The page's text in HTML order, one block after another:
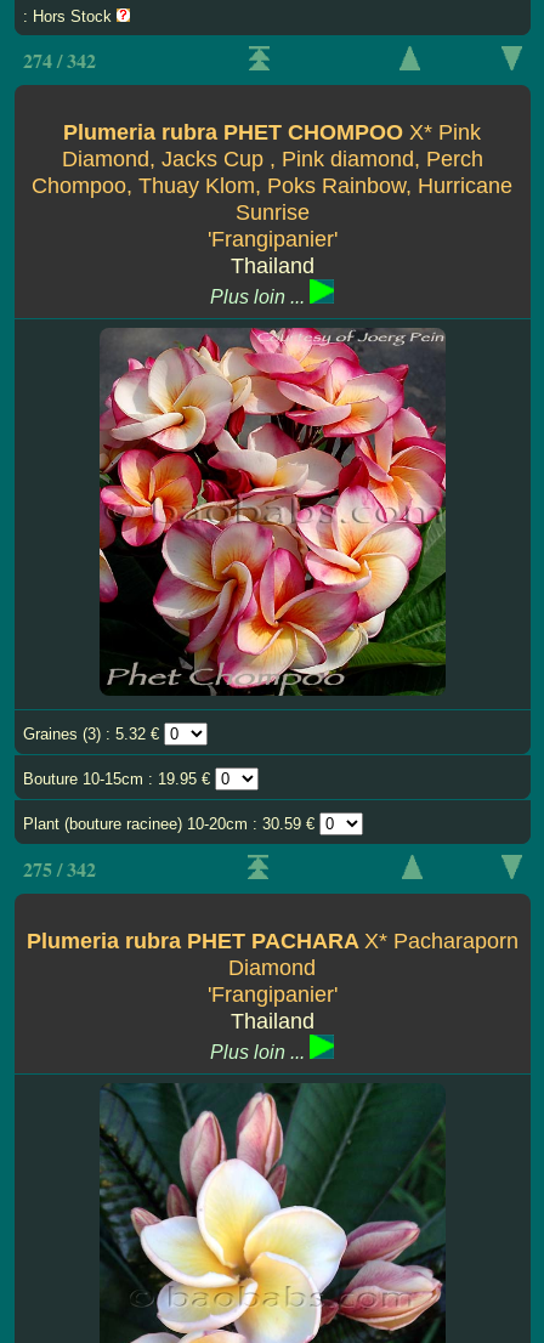
: Hors Stock
274 / 342
Plumeria rubra PHET CHOMPOO X* Pink
Diamond, Jacks Cup , Pink diamond, Perch
Chompoo, Thuay Klom, Poks Rainbow, Hurricane
Sunrise
'Frangipanier'
Thailand
Plus loin ...
Graines (3) : 5.32 €
Bouture 10-15cm : 19.95 €
Plant (bouture racinee) 10-20cm : 30.59 €
275 / 342
Plumeria rubra PHET PACHARA X* Pacharaporn
Diamond
'Frangipanier'
Thailand
Plus loin ...